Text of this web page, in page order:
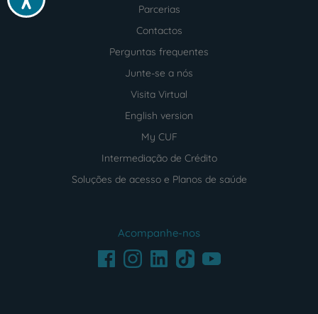
Parcerias
Contactos
Perguntas frequentes
Junte-se a nós
Visita Virtual
English version
My CUF
Intermediação de Crédito
Soluções de acesso e Planos de saúde
Acompanhe-nos
FacebookInstagramLinkedInTikTokYoutube